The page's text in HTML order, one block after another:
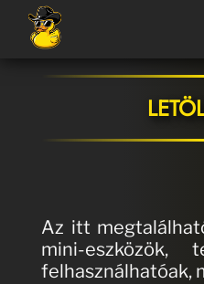
Az itt
mini-eszközök,
felhasználhatóak,